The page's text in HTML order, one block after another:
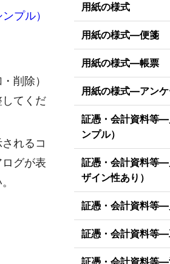
プル）
削除）
てくだ
れるコ
グが表
用紙の様式
用紙の様式―便箋
用紙の様式―帳票
用紙の様式―アン
証憑・会計資料等
ンプル）
証憑・会計資料等
ザイン性あり）
証憑・会計資料等―
証憑・会計資料等
証憑・会計資料等